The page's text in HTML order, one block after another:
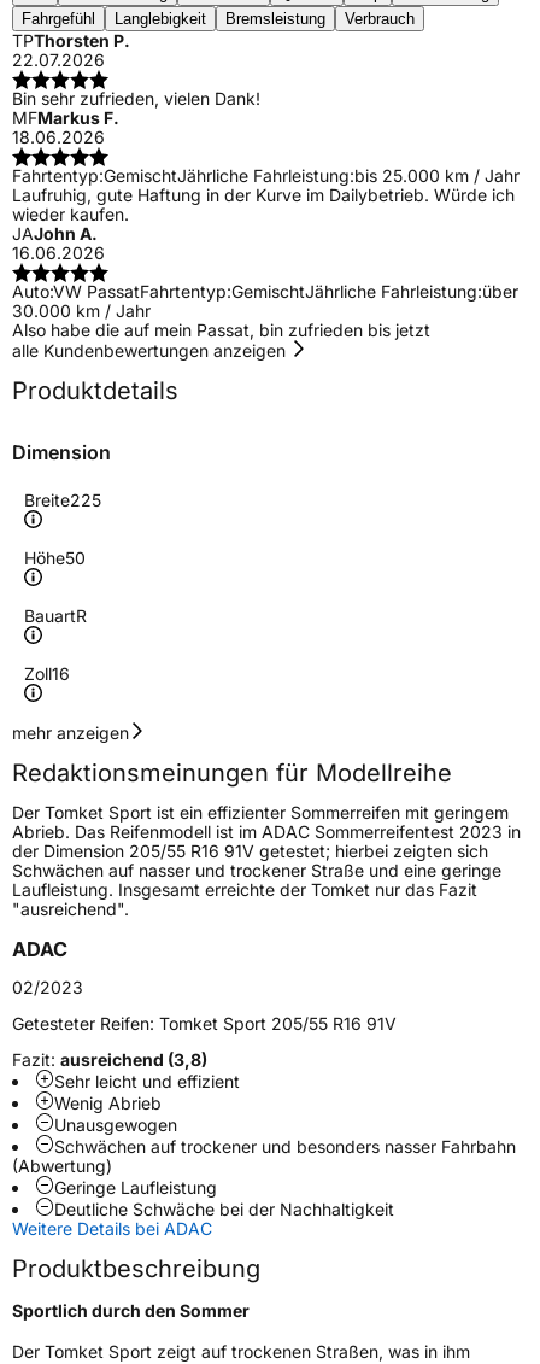
Fahrgefühl
Langlebigkeit Bremsleistung Verbrauch
TPThorsten P.
22.07.2026
Bin sehr zufrieden, vielen Dank!
MFMarkus F.
18.06.2026
Fahrtentyp:GemischtJährliche Fahrleistung:bis 25.000 km / Jahr
Laufruhig, gute Haftung in der Kurve im Dailybetrieb. Würde ich
wieder kaufen.
JAJohn A.
16.06.2026
Auto:VW PassatFahrtentyp:GemischtJährliche Fahrleistung:über
30.000 km / Jahr
Also habe die auf mein Passat, bin zufrieden bis jetzt
alle Kundenbewertungen anzeigen
Produktdetails
Dimension
Breite225
Höhe50
BauartR
Zoll16
Geschwindigkeitsindex
Höchstgeschwindigkeit
270 km/h
Lastindex96
Höchstlast710 kg
Fahrzeugtyp
VerwendungSommerreifen
ModellnameSport
FahrzeugartPKW & SUV
Weitere Eigenschaften
SchlauchtypTL
ZustandNeureifen
Verstärkt
mehr anzeigen
Redaktionsmeinungen für Modellreihe
Der Tomket Sport ist ein effizienter Sommerreifen mit geringem
Abrieb. Das Reifenmodell ist im ADAC Sommerreifentest 2023 in
der Dimension 205/55 R16 91V getestet; hierbei zeigten sich
Schwächen auf nasser und trockener Straße und eine geringe
Laufleistung. Insgesamt erreichte der Tomket nur das Fazit
"ausreichend".
ADAC
02/2023
Getesteter Reifen: Tomket Sport 205/55 R16 91V
Fazit: ausreichend (3,8)
Sehr leicht und effizient
Wenig Abrieb
Unausgewogen
Schwächen auf trockener und besonders nasser Fahrbahn
(Abwertung)
Geringe Laufleistung
Deutliche Schwäche bei der Nachhaltigkeit
Weitere Details bei ADAC
Produktbeschreibung
Sportlich durch den Sommer
Der Tomket Sport zeigt auf trockenen Straßen, was in ihm